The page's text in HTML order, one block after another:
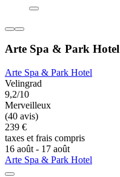
Arte Spa & Park Hotel
Arte Spa & Park Hotel
Velingrad
9,2/10
Merveilleux
(40 avis)
239 €
taxes et frais compris
16 août - 17 août
Arte Spa & Park Hotel